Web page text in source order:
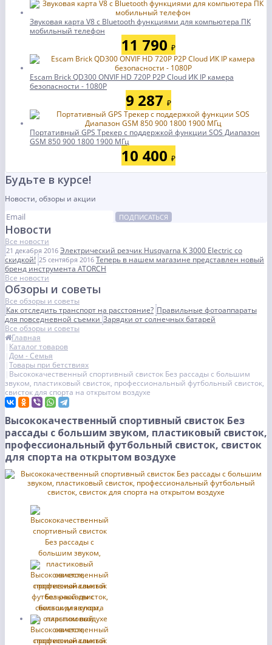
Звуковая карта V8 с Bluetooth функциями для компьютера ПК
мобильный телефон
11 790 ₽
Escam Brick QD300 ONVIF HD 720P P2P Cloud ИК IP камера
безопасности - 1080P
9 287 ₽
Портативный GPS Tрекер с поддержкой функции SOS Диапазон
GSM 850 900 1800 1900 МГц
10 400 ₽
Будьте в курсе!
Новости, обзоры и акции
ПОДПИСАТЬСЯ
Новости
Все новости
21 декабря 2016 Электрический резчик Husqvarna K 3000 Electric со
скидкой! 25 сентября 2016 Теперь в нашем магазине представлен новый
бренд инструмента ATORCH
Все новости
Обзоры и советы
Все обзоры и советы
Как отследить транспорт на расстояние? Правильные фотоаппараты
для повседневной съемкиЗарядки от солнечных батарей
Все обзоры и советы
Главная
Каталог товаров
Дом - Семья
Товары при бетствиях
Высококачественный спортивный свисток Без рассады с большим
звуком, пластиковый свисток, профессиональный футбольный свисток,
свисток для спорта на открытом воздухе
Высококачественный спортивный свисток Без
рассады с большим звуком, пластиковый свисток,
профессиональный футбольный свисток, свисток
для спорта на открытом воздухе